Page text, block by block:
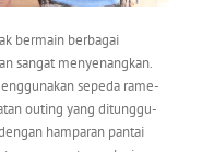
bermain berbagai
sangat menyenangkan.
sepeda rame-
outing yang ditunggu-
hamparan pantai